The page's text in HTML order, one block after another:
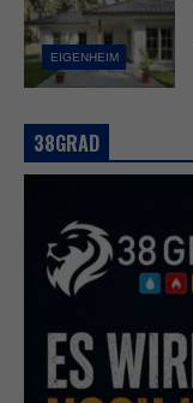
EIGENHEIM
38GRAD